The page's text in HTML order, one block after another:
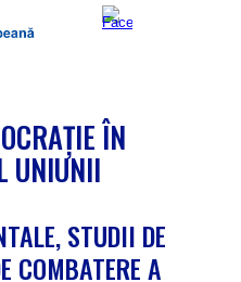
ÎN
UNIUNII
STUDII DE
COMBATERE A